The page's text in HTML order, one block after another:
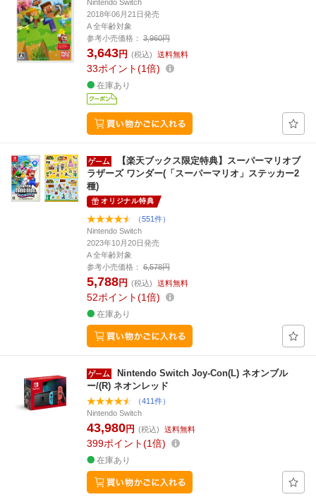
Nintendo Switch
2018年06月21日発売
A 全年齢対象
参考小売価格：
3,960円
3,643円 (税込) 送料無料
33ポイント 1倍
在庫あり
【楽天ブックス限定特典】スーパーマリオブ
ラザーズ ワンダー(「スーパーマリオ」ステッカー2
種)
オリジナル特典
（551件）
Nintendo Switch
2023年10月20日発売
A 全年齢対象
参考小売価格：
6,578円
5,788円 (税込) 送料無料
52ポイント 1倍
在庫あり
Nintendo Switch Joy-Con(L) ネオンブル
ー/(R) ネオンレッド
（411件）
Nintendo Switch
43,980円 (税込) 送料無料
399ポイント 1倍
在庫あり